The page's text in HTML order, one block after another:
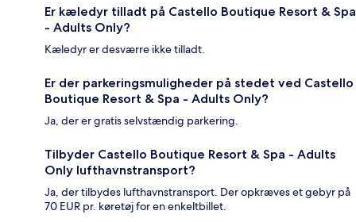
Er kæledyr tilladt på Castello Boutique Resort & Spa
- Adults Only?
Kæledyr er desværre ikke tilladt.
Er der parkeringsmuligheder på stedet ved Castello
Boutique Resort & Spa - Adults Only?
Ja, der er gratis selvstændig parkering.
Tilbyder Castello Boutique Resort & Spa - Adults
Only lufthavnstransport?
Ja, der tilbydes lufthavnstransport. Der opkræves et gebyr på
70 EUR pr. køretøj for en enkeltbillet.